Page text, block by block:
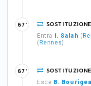
SOSTITUZIONE
Entra I. Salah (
( Rennes)
67'
SOSTITUZIONE
Esce B.
67'